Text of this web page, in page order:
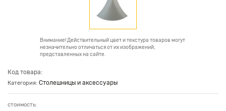
Внимание! Действительный цвет и текстура товаров могут
незначительно отличаться от их изображений,
представленных на сайте.
Код товара:
Категория: Столешницы и аксессуары
стоимость: